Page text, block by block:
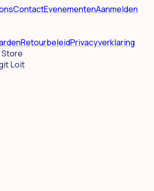
ContactEvenementenAanmelden
RetourbeleidPrivacyverklaring
Store
Loit